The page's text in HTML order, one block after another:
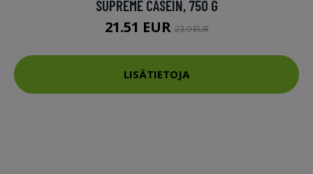
SUPREME CASEIN, 750 G
21.51 EUR23.9 EUR
LISÄTIETOJA